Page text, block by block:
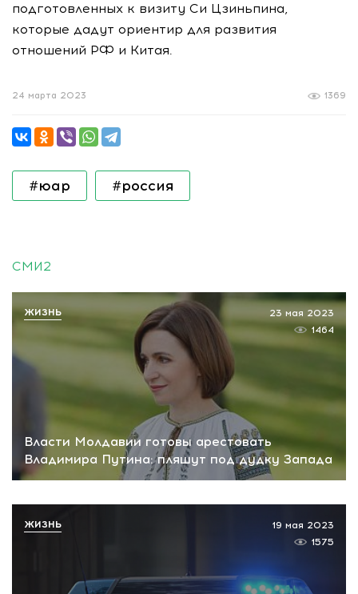
подготовленных к визиту Си Цзиньпина,
которые дадут ориентир для развития
отношений РФ и Китая.
1369
24 марта 2023
#юар #россия
СМИ2
Власти Молдавии готовы арестовать
Владимира Путина: пляшут под дудку Запада
23 мая 2023
1464
ЖИЗНЬ
19 мая 2023
1575
ЖИЗНЬ